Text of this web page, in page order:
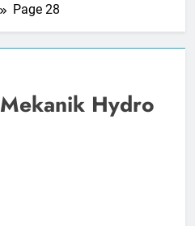
Page 28
Mekanik Hydro